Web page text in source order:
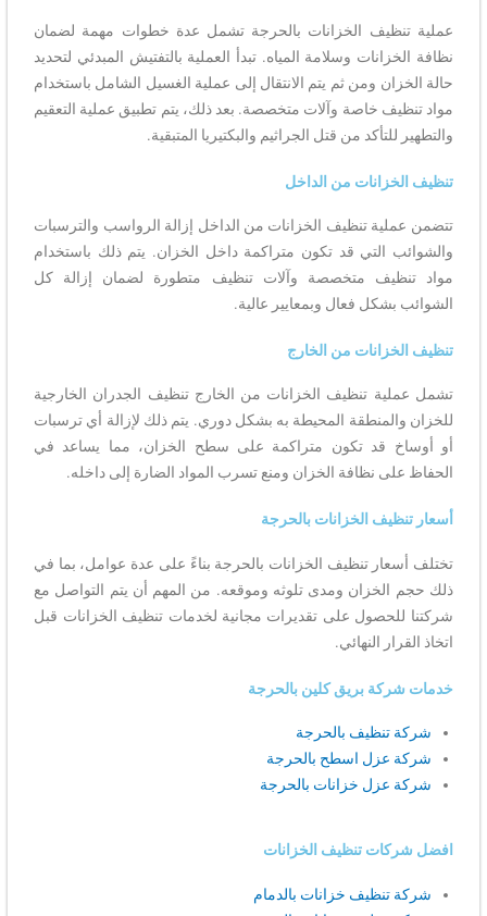
عملية تنظيف الخزانات بالحرجة تشمل عدة خطوات مهمة لضمان
نظافة الخزانات وسلامة المياه. تبدأ العملية بالتفتيش المبدئي لتحديد
حالة الخزان ومن ثم يتم الانتقال إلى عملية الغسيل الشامل باستخدام
مواد تنظيف خاصة وآلات متخصصة. بعد ذلك، يتم تطبيق عملية التعقيم
والتطهير للتأكد من قتل الجراثيم والبكتيريا المتبقية.
تنظيف الخزانات من الداخل
تتضمن عملية تنظيف الخزانات من الداخل إزالة الرواسب والترسبات
والشوائب التي قد تكون متراكمة داخل الخزان. يتم ذلك باستخدام
مواد تنظيف متخصصة وآلات تنظيف متطورة لضمان إزالة كل
الشوائب بشكل فعال وبمعايير عالية.
تنظيف الخزانات من الخارج
تشمل عملية تنظيف الخزانات من الخارج تنظيف الجدران الخارجية
للخزان والمنطقة المحيطة به بشكل دوري. يتم ذلك لإزالة أي ترسبات
أو أوساخ قد تكون متراكمة على سطح الخزان، مما يساعد في
الحفاظ على نظافة الخزان ومنع تسرب المواد الضارة إلى داخله.
أسعار تنظيف الخزانات بالحرجة
تختلف أسعار تنظيف الخزانات بالحرجة بناءً على عدة عوامل، بما في
ذلك حجم الخزان ومدى تلوثه وموقعه. من المهم أن يتم التواصل مع
شركتنا للحصول على تقديرات مجانية لخدمات تنظيف الخزانات قبل
اتخاذ القرار النهائي.
خدمات شركة بريق كلين بالحرجة
شركة تنظيف بالحرجة
شركة عزل اسطح بالحرجة
شركة عزل خزانات بالحرجة
افضل شركات تنظيف الخزانات
شركة تنظيف خزانات بالدمام